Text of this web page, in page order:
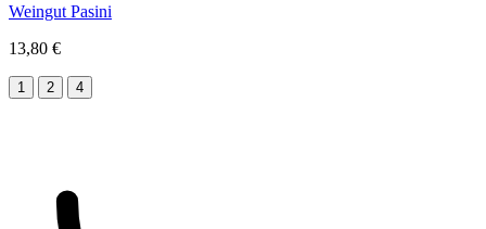
Weingut Pasini
13,80 €
1 2 4